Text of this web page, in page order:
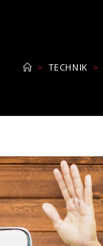
> TECHNIK >